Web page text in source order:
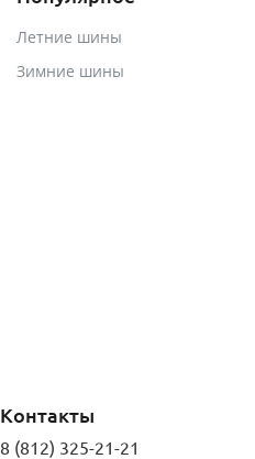
Летние шины
Зимние шины
Контакты
8 (812) 325-21-21